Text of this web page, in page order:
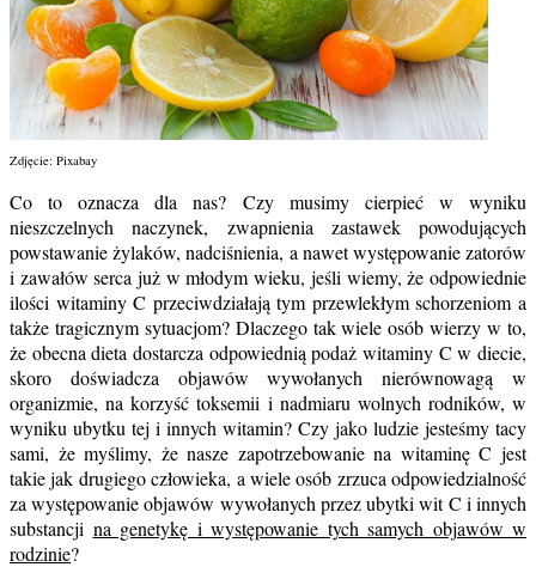
Zdjęcie: Pixabay
Co to oznacza dla nas? Czy musimy cierpieć w wyniku
nieszczelnych naczynek, zwapnienia zastawek powodujących
powstawanie żylaków, nadciśnienia, a nawet występowanie zatorów
i zawałów serca już w młodym wieku, jeśli wiemy, że odpowiednie
ilości witaminy C przeciwdziałają tym przewlekłym schorzeniom a
także tragicznym sytuacjom? Dlaczego tak wiele osób wierzy w to,
że obecna dieta dostarcza odpowiednią podaż witaminy C w diecie,
skoro doświadcza objawów wywołanych nierównowagą w
organizmie, na korzyść toksemii i nadmiaru wolnych rodników, w
wyniku ubytku tej i innych witamin? Czy jako ludzie jesteśmy tacy
sami, że myślimy, że nasze zapotrzebowanie na witaminę C jest
takie jak drugiego człowieka, a wiele osób zrzuca odpowiedzialność
za występowanie objawów wywołanych przez ubytki wit C i innych
substancji na genetykę i występowanie tych samych objawów w
rodzinie?